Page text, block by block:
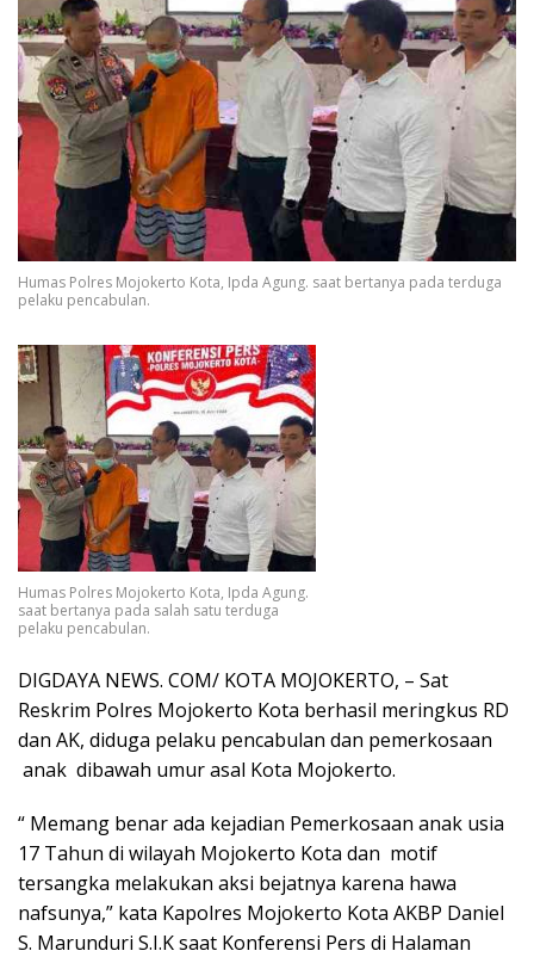
Humas Polres Mojokerto Kota, Ipda Agung. saat bertanya pada terduga
pelaku pencabulan.
Humas Polres Mojokerto Kota, Ipda Agung.
saat bertanya pada salah satu terduga
pelaku pencabulan.
DIGDAYA NEWS. COM/ KOTA MOJOKERTO, – Sat
Reskrim Polres Mojokerto Kota berhasil meringkus RD
dan AK, diduga pelaku pencabulan dan pemerkosaan
anak dibawah umur asal Kota Mojokerto.
“ Memang benar ada kejadian Pemerkosaan anak usia
17 Tahun di wilayah Mojokerto Kota dan motif
tersangka melakukan aksi bejatnya karena hawa
nafsunya,” kata Kapolres Mojokerto Kota AKBP Daniel
S. Marunduri S.I.K saat Konferensi Pers di Halaman